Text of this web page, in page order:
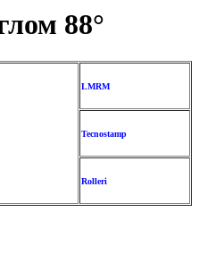
88°
LMRM
Tecnostamp
Rolleri